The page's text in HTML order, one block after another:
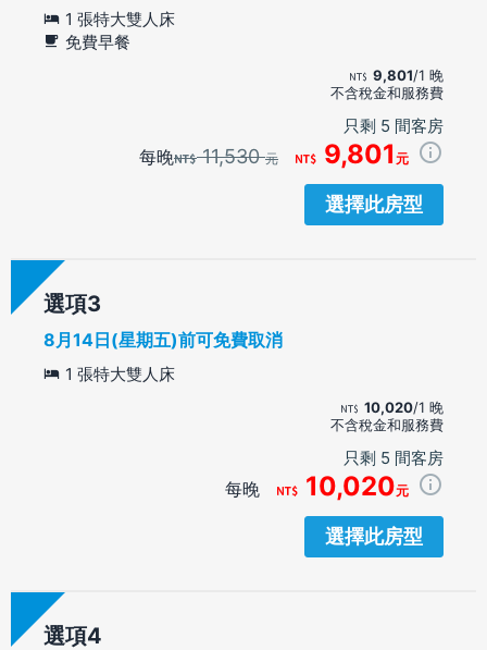
1 張特大雙人床
免費早餐
9,801/1 晚
不含稅金和服務費
只剩 5 間客房
每晚 11,530元 9,801 元
選擇此房型
選項
8月14日(星期五)前可免費取消
1 張特大雙人床
10,020/1 晚
不含稅金和服務費
只剩 5 間客房
每晚 10,020元
選擇此房型
選項